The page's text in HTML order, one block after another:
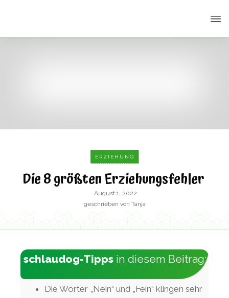
ERZIEHUNG
Die 8 größten Erziehungsfehler
August 1, 2022
geschrieben von Tanja
schlaudog-Tipps in diesem Beitrag:
Die Wörter „Nein“ und „Fein“ klingen sehr